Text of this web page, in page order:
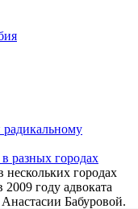
радикальному
разных городах
нескольких городах
году адвоката
Бабуровой.